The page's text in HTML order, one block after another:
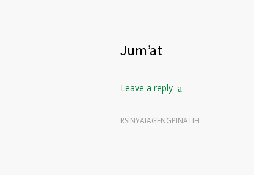
Jum’at
Leave a reply
RSINYAIAGENGPINATIH